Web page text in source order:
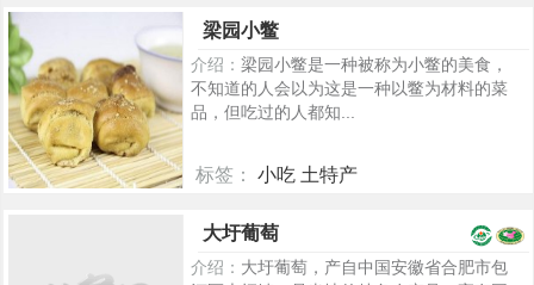
梁园小鳖
介绍： 梁园小鳖是一种被称为小鳖的美食，
不知道的人会以为这是一种以鳖为材料的菜
品，但吃过的人都知...
标签： 小吃 土特产
大圩葡萄
介绍： 大圩葡萄，产自中国安徽省合肥市包